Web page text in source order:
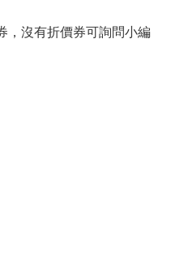
，沒有折價券可詢問小編